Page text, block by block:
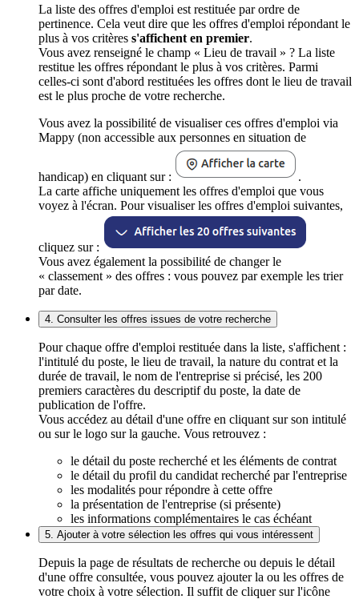
La liste des offres d'emploi est restituée par ordre de
pertinence. Cela veut dire que les offres d'emploi répondant le
plus à vos critères s'affichent en premier.
Vous avez renseigné le champ « Lieu de travail » ? La liste
restitue les offres répondant le plus à vos critères. Parmi
celles-ci sont d'abord restituées les offres dont le lieu de travail
est le plus proche de votre recherche.
Vous avez la possibilité de visualiser ces offres d'emploi via
Mappy (non accessible aux personnes en situation de
handicap) en cliquant sur :
.
La carte affiche uniquement les offres d'emploi que vous
voyez à l'écran. Pour visualiser les offres d'emploi suivantes,
cliquez sur :
Vous avez également la possibilité de changer le
« classement » des offres : vous pouvez par exemple les trier
par date.
4. Consulter les offres issues de votre recherche
Pour chaque offre d'emploi restituée dans la liste, s'affichent :
l'intitulé du poste, le lieu de travail, la nature du contrat et la
durée de travail, le nom de l'entreprise si précisé, les 200
premiers caractères du descriptif du poste, la date de
publication de l'offre.
Vous accédez au détail d'une offre en cliquant sur son intitulé
ou sur le logo sur la gauche. Vous retrouvez :
le détail du poste recherché et les éléments de contrat
le détail du profil du candidat recherché par l'entreprise
les modalités pour répondre à cette offre
la présentation de l'entreprise (si présente)
les informations complémentaires le cas échéant
5. Ajouter à votre sélection les offres qui vous intéressent
Depuis la page de résultats de recherche ou depuis le détail
d'une offre consultée, vous pouvez ajouter la ou les offres de
votre choix à votre sélection. Il suffit de cliquer sur l'icône